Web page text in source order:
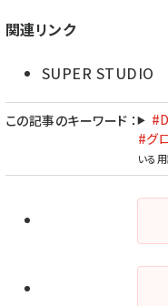
関連リンク
SUPER STUDIO
この記事のキーワード ：
#グ